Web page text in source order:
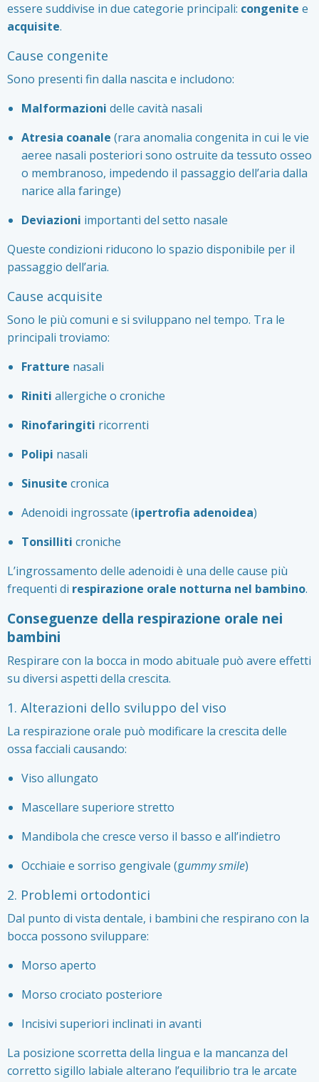
essere suddivise in due categorie principali: congenite e
acquisite.
Cause congenite
Sono presenti fin dalla nascita e includono:
Malformazioni delle cavità nasali
Atresia coanale (rara anomalia congenita in cui le vie
aeree nasali posteriori sono ostruite da tessuto osseo
o membranoso, impedendo il passaggio dell’aria dalla
narice alla faringe)
Deviazioni importanti del setto nasale
Queste condizioni riducono lo spazio disponibile per il
passaggio dell’aria.
Cause acquisite
Sono le più comuni e si sviluppano nel tempo. Tra le
principali troviamo:
Fratture nasali
Riniti allergiche o croniche
Rinofaringiti ricorrenti
Polipi nasali
Sinusite cronica
Adenoidi ingrossate (ipertrofia adenoidea)
Tonsilliti croniche
L’ingrossamento delle adenoidi è una delle cause più
frequenti di respirazione orale notturna nel bambino.
Conseguenze della respirazione orale nei
bambini
Respirare con la bocca in modo abituale può avere effetti
su diversi aspetti della crescita.
1. Alterazioni dello sviluppo del viso
La respirazione orale può modificare la crescita delle
ossa facciali causando:
Viso allungato
Mascellare superiore stretto
Mandibola che cresce verso il basso e all’indietro
Occhiaie e sorriso gengivale (gummy smile)
2. Problemi ortodontici
Dal punto di vista dentale, i bambini che respirano con la
bocca possono sviluppare:
Morso aperto
Morso crociato posteriore
Incisivi superiori inclinati in avanti
La posizione scorretta della lingua e la mancanza del
corretto sigillo labiale alterano l’equilibrio tra le arcate